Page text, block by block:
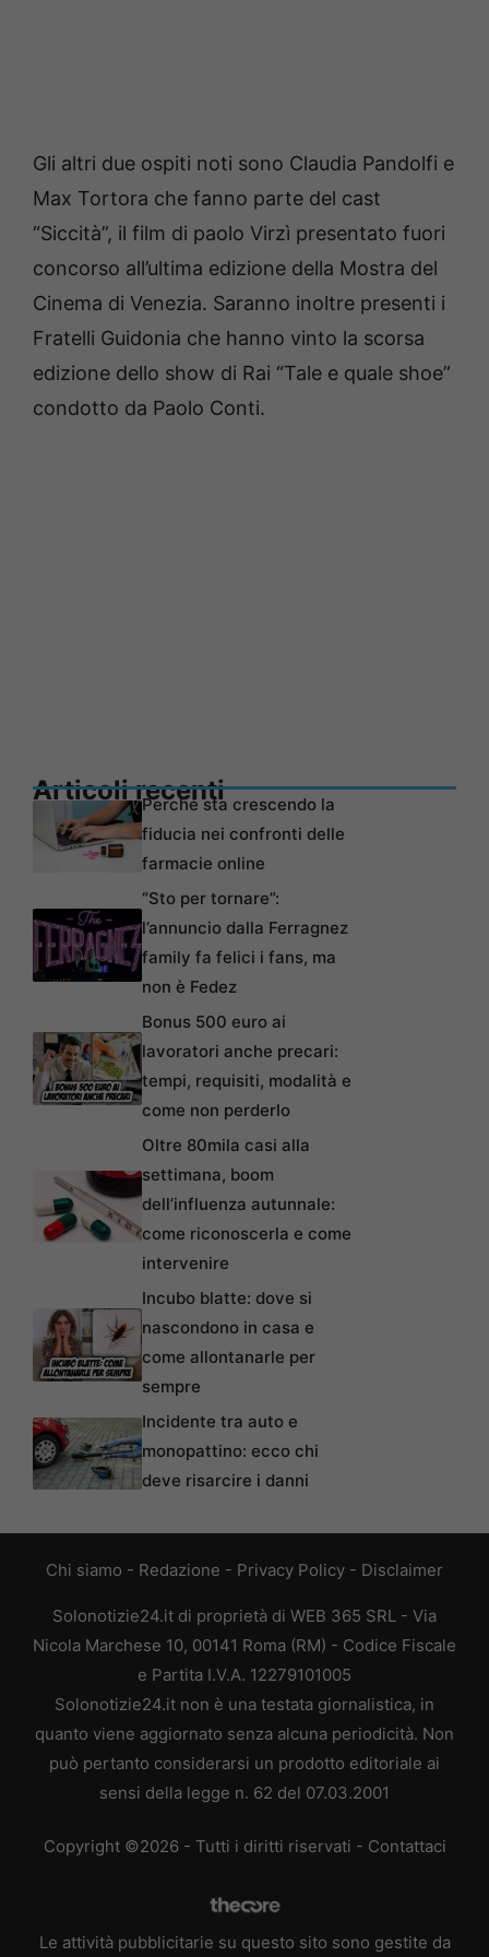
Gli altri due ospiti noti sono Claudia Pandolfi e
Max Tortora che fanno parte del cast
“Siccità”, il film di paolo Virzì presentato fuori
concorso all’ultima edizione della Mostra del
Cinema di Venezia. Saranno inoltre presenti i
Fratelli Guidonia che hanno vinto la scorsa
edizione dello show di Rai “Tale e quale shoe”
condotto da Paolo Conti.
Articoli recentiPerché sta crescendo la
fiducia nei confronti delle
farmacie online
“Sto per tornare”:
l’annuncio dalla Ferragnez
family fa felici i fans, ma
non è Fedez
Bonus 500 euro ai
lavoratori anche precari:
tempi, requisiti, modalità e
come non perderlo
Oltre 80mila casi alla
settimana, boom
dell’influenza autunnale:
come riconoscerla e come
intervenire
Incubo blatte: dove si
nascondono in casa e
come allontanarle per
sempre
Incidente tra auto e
monopattino: ecco chi
deve risarcire i danni
Chi siamo - Redazione - Privacy Policy - Disclaimer
Solonotizie24.it di proprietà di WEB 365 SRL - Via
Nicola Marchese 10, 00141 Roma (RM) - Codice Fiscale
e Partita I.V.A. 12279101005
Solonotizie24.it non è una testata giornalistica, in
quanto viene aggiornato senza alcuna periodicità. Non
può pertanto considerarsi un prodotto editoriale ai
sensi della legge n. 62 del 07.03.2001
Copyright ©2026 - Tutti i diritti riservati - Contattaci
Le attività pubblicitarie su questo sito sono gestite da